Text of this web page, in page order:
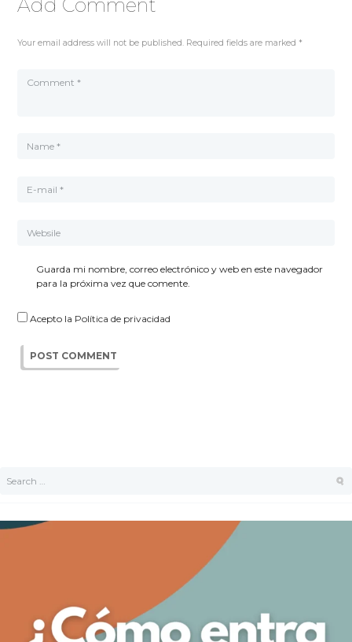
Add Comment
Your email address will not be published. Required fields are marked *
Guarda mi nombre, correo electrónico y web en este navegador
para la próxima vez que comente.
Acepto la Política de privacidad